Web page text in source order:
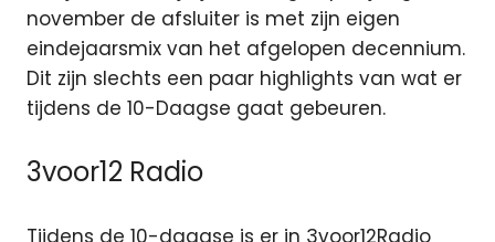
november de afsluiter is met zijn eigen
eindejaarsmix van het afgelopen decennium.
Dit zijn slechts een paar highlights van wat er
tijdens de 10-Daagse gaat gebeuren.
3voor12 Radio
Tijdens de 10-daagse is er in 3voor12Radio